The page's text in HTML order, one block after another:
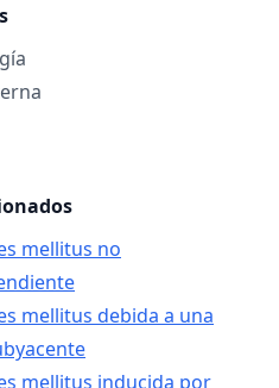
mellitus no
mellitus debida a una
mellitus inducida por